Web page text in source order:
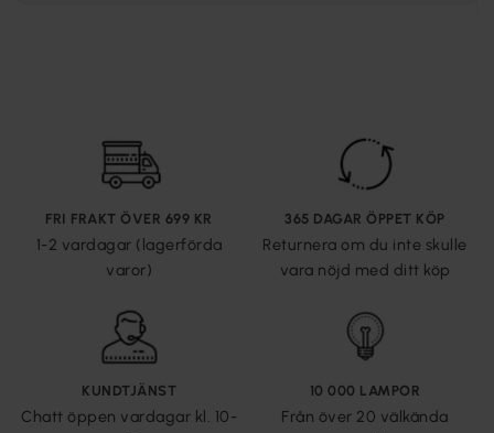
FRI FRAKT ÖVER 699 KR
1-2 vardagar (lagerförda
varor)
365 DAGAR ÖPPET KÖP
Returnera om du inte skulle
vara nöjd med ditt köp
KUNDTJÄNST
Chatt öppen vardagar kl. 10-
10 000 LAMPOR
Från över 20 välkända